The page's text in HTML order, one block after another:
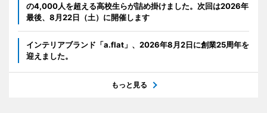
の4,000人を超える高校生らが詰め掛けました。次回は2026年
最後、8月22日（土）に開催します
インテリアブランド「a.flat」、2026年8月2日に創業25周年を
迎えました。
もっと見る